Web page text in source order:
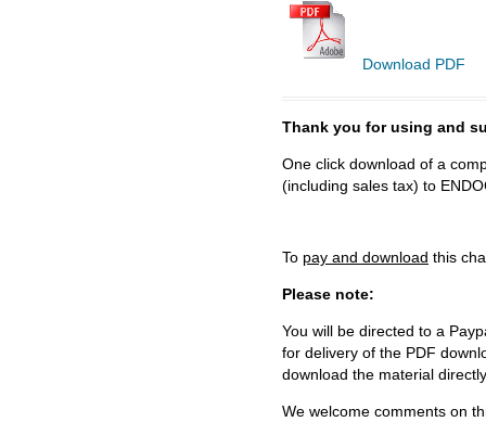
Download PDF
Thank you for using and
One click download of a
(including sales tax) to
To pay and download this
Please note:
You will be directed to a
for delivery of the PDF
download the material
We welcome comments on